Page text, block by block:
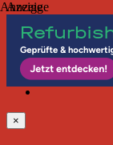
Freitag,
Friend on
Search
×
Anzeige
Anzeige